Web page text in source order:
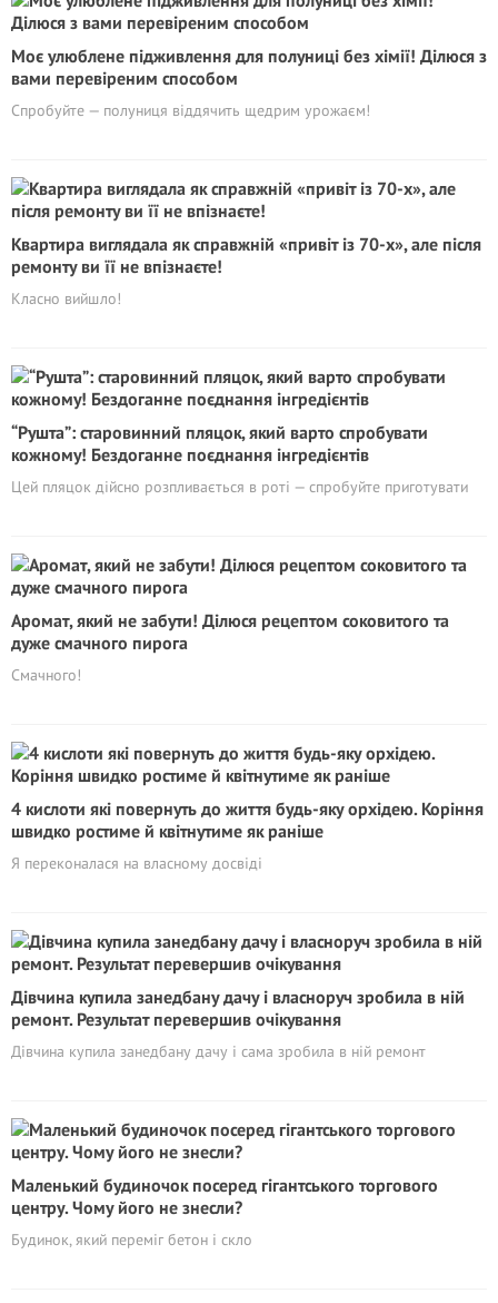
Моє улюблене підживлення для полуниці без хімії! Ділюся з
вами перевіреним способом
Спробуйте — полуниця віддячить щедрим урожаєм!
Квартира виглядала як справжній «привіт із 70-х», але після
ремонту ви її не впізнаєте!
Класно вийшло!
“Рушта”: старовинний пляцок, який варто спробувати
кожному! Бездоганне поєднання інгредієнтів
Цей пляцок дійсно розпливається в роті — спробуйте приготувати
Аромат, який не забути! Ділюся рецептом соковитого та
дуже смачного пирога
Смачного!
4 кислоти які повернуть до життя будь-яку орхідею. Коріння
швидко ростиме й квітнутиме як раніше
Я переконалася на власному досвіді
Дівчина купила занедбану дачу і власноруч зробила в ній
ремонт. Результат перевершив очікування
Дівчина купила занедбану дачу і сама зробила в ній ремонт
Маленький будиночок посеред гігантського торгового
центру. Чому його не знесли?
Будинок, який переміг бетон і скло